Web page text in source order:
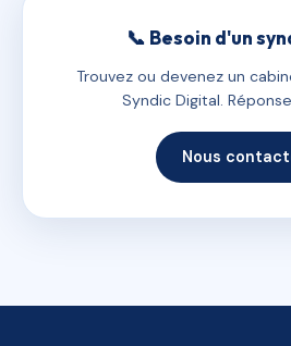
📞 Besoin d'un
Trouvez ou devenez un
Syndic Digital.
Nous